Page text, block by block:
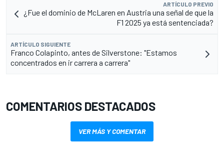
ARTÍCULO PREVIO
¿Fue el dominio de McLaren en Austria una señal de que la
F1 2025 ya está sentenciada?
ARTÍCULO SIGUIENTE
Franco Colapinto, antes de Silverstone: "Estamos
concentrados en ir carrera a carrera"
COMENTARIOS DESTACADOS
VER MÁS Y COMENTAR